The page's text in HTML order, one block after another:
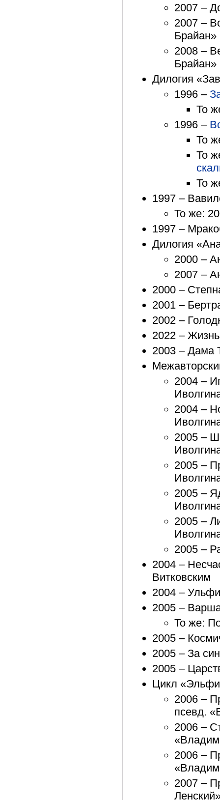
2007 –
2007 –
Брайан»
2008 –
Брайан»
Дилогия
1996 –
То
1996 –
То
То
То
1997 –
То же:
1997 –
Дилогия
2000 –
2007 –
2000 –
2001 –
2002 –
2022 –
2003 – Дама
2004 –
2004 –
2005 –
2005 –
2005 –
2005 –
2005 –
2004 –
Витковским
2004 –
2005 –
То же:
2005 –
2005 – За
2005 –
Цикл
2006 –
псевд.
2006 –
2006 –
2007 –